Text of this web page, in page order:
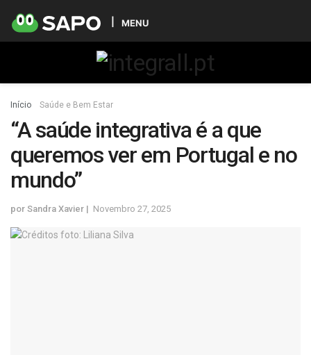
MENU
Início Saúde e Bem Estar
“A saúde integrativa é a que
queremos ver em Portugal e no
mundo”
por Sandra Xavier Novembro 27, 2025